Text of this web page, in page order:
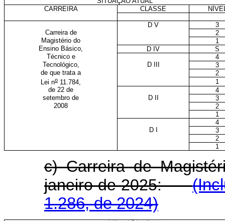
CARREIRA
CLASSE
D V
3
Carreira de
2
Magistério do
1
Ensino Básico,
D IV
S
Técnico e
4
Tecnológico,
D III
3
de que trata a
2
Lei no 11.784,
1
de 22 de
4
setembro de
D II
3
2008
2
1
4
D I
3
2
1
c) Carreira de
janeiro de 2025:
1.286, de 2024)